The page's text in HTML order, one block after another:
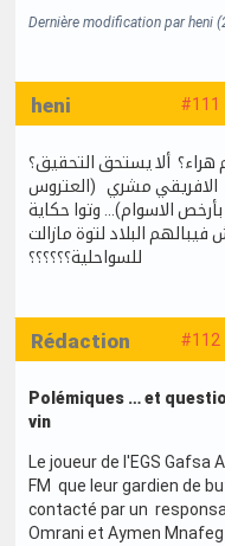
Dernière modification par heni
#111
heni
هراء؟ ألا يستحق التحقيق؟
مشري (العتروس
الاسوام)... وتوا حكاية
البلاد لتوة مازالت
للسواحلية؟؟؟؟؟؟
#112
Rédaction
Polémiques … et
vin
Le joueur de l'EGS Gafsa
FM que leur gardien de
contacté par un
Omrani et Aymen